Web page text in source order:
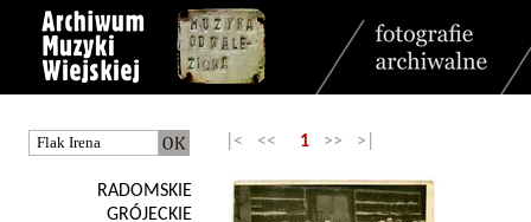
RADOMSKIE
GRÓJECKIE
|< << 1 >> >|